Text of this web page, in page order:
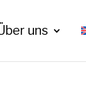
uns